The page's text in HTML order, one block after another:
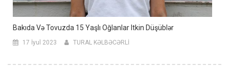
Bakıda Və Tovuzda 15 Yaşlı Oğlanlar Itkin Düşüblər
17 İyul 2023 TURAL KƏLBƏCƏRLİ